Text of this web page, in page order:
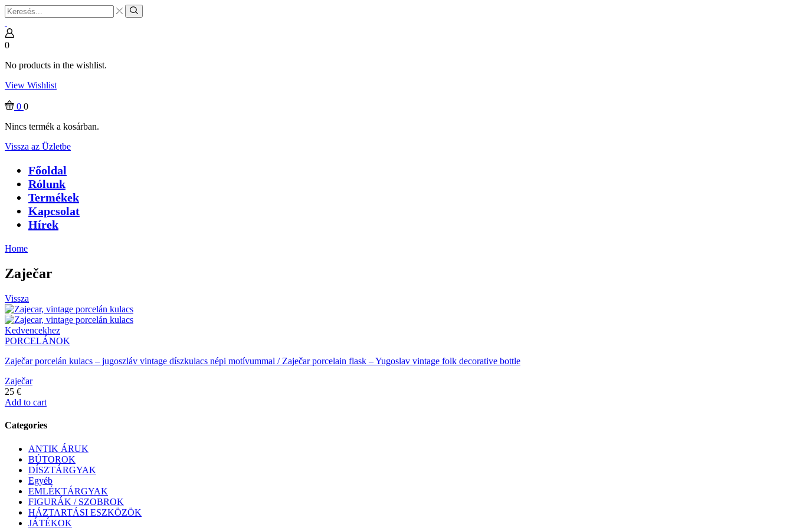
Search
input
Search
0
No products in the wishlist.
View Wishlist
0 0
Nincs termék a kosárban.
Vissza az Üzletbe
Főoldal
Rólunk
Termékek
Kapcsolat
Hírek
Home
Zaječar
Vissza
Kedvencekhez
PORCELÁNOK
Zaječar porcelán kulacs – jugoszláv vintage díszkulacs népi motívummal / Zaječar porcelain flask – Yugoslav vintage folk decorative bottle
Zaječar
25 €
Add to cart
Categories
ANTIK ÁRUK
BÚTOROK
DÍSZTÁRGYAK
Egyéb
EMLÉKTÁRGYAK
FIGURÁK / SZOBROK
HÁZTARTÁSI ESZKÖZÖK
JÁTÉKOK